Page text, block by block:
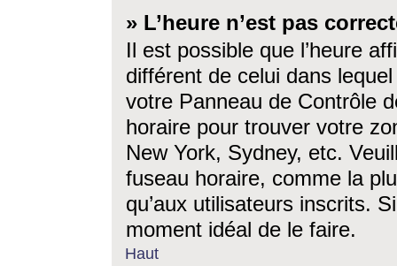
» L’heure n’est pas
Il est possible que l’heure
différent de celui dans
votre Panneau de Contrôle
horaire pour trouver votre
New York, Sydney, etc.
fuseau horaire, comme la
qu’aux utilisateurs inscrits.
moment idéal de le faire.
Haut